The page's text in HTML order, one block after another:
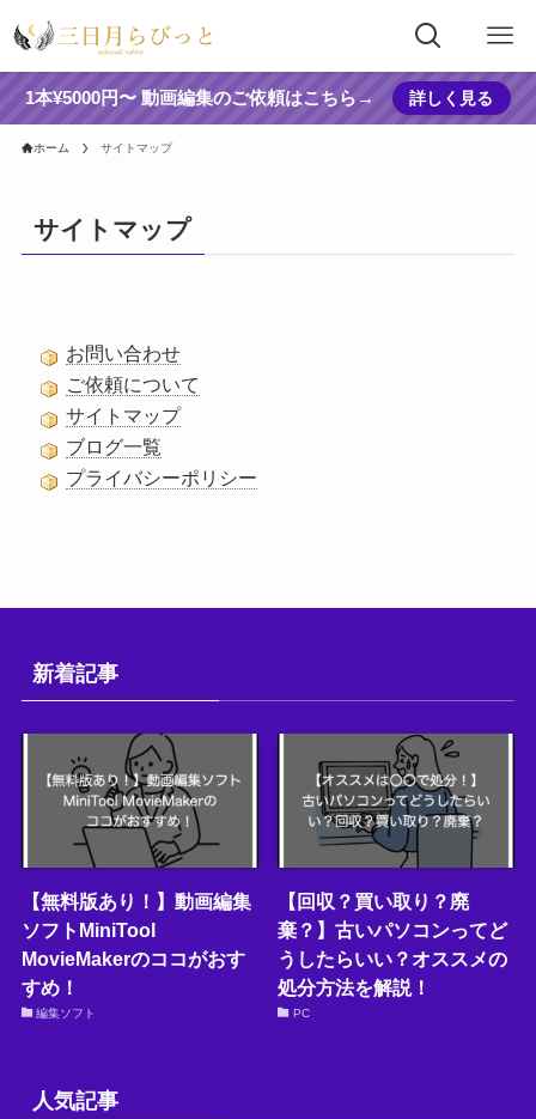
1本¥5000円〜 動画編集のご依頼はこちら→ 詳しく見る
ホーム サイトマップ
サイトマップ
お問い合わせ
ご依頼について
サイトマップ
ブログ一覧
プライバシーポリシー
新着記事
【無料版あり！】動画編集
ソフトMiniTool
MovieMakerのココがおす
すめ！
編集ソフト
【回収？買い取り？廃
棄？】古いパソコンってど
うしたらいい？オススメの
処分方法を解説！
PC
人気記事